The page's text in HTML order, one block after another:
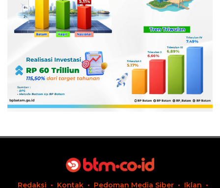
Redaksi Kontak Pedoman Media Siber Iklan